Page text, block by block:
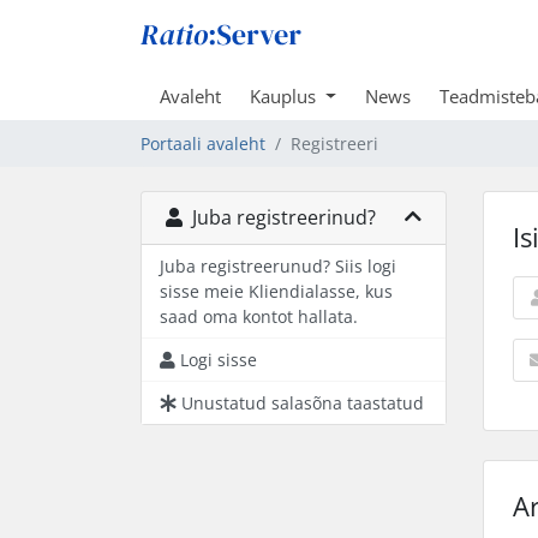
Avaleht Kauplus News
Portaali avaleht Registreeri
Juba registreerinud?
Juba registreerunud? Siis logi
sisse meie Kliendialasse, kus
saad oma kontot hallata.
Logi sisse
Unustatud salasõna taastatud